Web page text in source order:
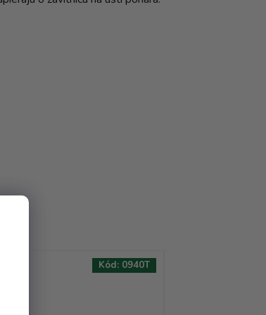
Kód: 0940T